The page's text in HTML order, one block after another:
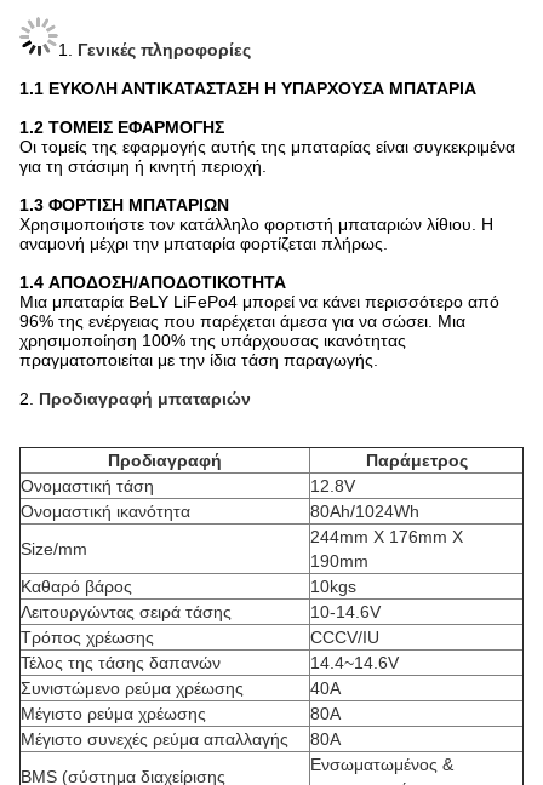
1. Γενικές πληροφορίες
1.1 ΕΥΚΟΛΗ ΑΝΤΙΚΑΤΑΣΤΑΣΗ Η ΥΠΑΡΧΟΥΣΑ ΜΠΑΤΑΡΙΑ
1.2 ΤΟΜΕΙΣ ΕΦΑΡΜΟΓΗΣ
Οι τομείς της εφαρμογής αυτής της μπαταρίας είναι συγκεκριμένα
για τη στάσιμη ή κινητή περιοχή.
1.3 ΦΟΡΤΙΣΗ ΜΠΑΤΑΡΙΩΝ
Χρησιμοποιήστε τον κατάλληλο φορτιστή μπαταριών λίθιου. Η
αναμονή μέχρι την μπαταρία φορτίζεται πλήρως.
1.4 ΑΠΟΔΟΣΗ/ΑΠΟΔΟΤΙΚΟΤΗΤΑ
Μια μπαταρία BeLY LiFePo4 μπορεί να κάνει περισσότερο από
96% της ενέργειας που παρέχεται άμεσα για να σώσει. Μια
χρησιμοποίηση 100% της υπάρχουσας ικανότητας
πραγματοποιείται με την ίδια τάση παραγωγής.
2. Προδιαγραφή μπαταριών
Προδιαγραφή
Παράμετρος
Ονομαστική τάση
12.8V
Ονομαστική ικανότητα
80Ah/1024Wh
Size/mm
244mm X 176mm X
190mm
Καθαρό βάρος
10kgs
Λειτουργώντας σειρά τάσης
10-14.6V
Τρόπος χρέωσης
CCCV/IU
Τέλος της τάσης δαπανών
14.4~14.6V
Συνιστώμενο ρεύμα χρέωσης
40A
Μέγιστο ρεύμα χρέωσης
80A
Μέγιστο συνεχές ρεύμα απαλλαγής
80A
BMS (σύστημα διαχείρισης
Ενσωματωμένος &